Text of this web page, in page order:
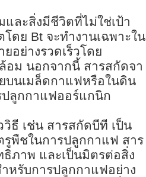
ละสิ่งมีชีวิตที่ไม่ใช่เป้า
ดย Bt จะทำงานเฉพาะใน
อย่างรวดเร็วโดย
อม นอกจากนี้ สารสกัดจา
บนเมล็ดกาแฟหรือในดิน
ปลูกกาแฟออร์แกนิก
ธี เช่น สารสกัดบีที เป็น
พืชในการปลูกกาแฟ สาร
ภาพ และเป็นมิตรต่อสิ่ง
หรับการปลูกกาแฟอย่าง